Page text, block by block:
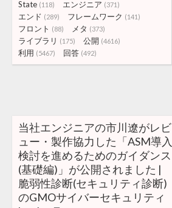
State (118) エンジニア (371)
エンド (289) フレームワーク (141)
フロント (88) メタ (373)
ライブラリ (175) 公開 (4616)
利用 (5467) 回答 (492)
当社エンジニアの市川遼がレビ
ュー・製作協力した「ASM導入
検討を進めるためのガイダンス
(基礎編)」が公開されました |
脆弱性診断(セキュリティ診断)
のGMOサイバーセキュリティ